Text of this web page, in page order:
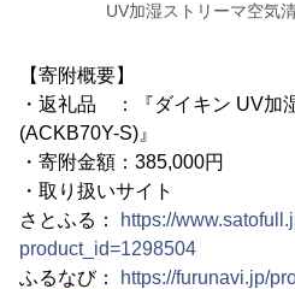
UV加湿ストリーマ空気
【寄附概要】
・返礼品 ：『ダイキン UV加
(ACKB70Y-S)』
・寄附金額：385,000円
・取り扱いサイト
さとふる：
https://
product_id=1298504
ふるなび：
https://furunavi.jp/